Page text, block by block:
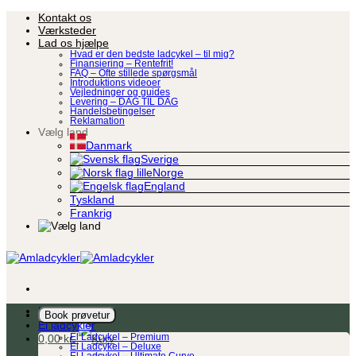
Fortsæt
indhold
Kontakt os
Værksteder
Lad os hjælpe
Hvad er den bedste ladcykel – til mig?
Finansiering – Rentefrit!
FAQ – Ofte stillede spørgsmål
Introduktions videoer
Vejledninger og guides
Levering – DAG TIL DAG
Handelsbetingelser
Reklamation
Vælg land
Danmark
Sverige
Norge
England
Tyskland
Frankrig
Book prøvetur
0,00kr.
Ladcykel
El ladcykler
El Ladcykel – Premium
El Ladcykel – Deluxe